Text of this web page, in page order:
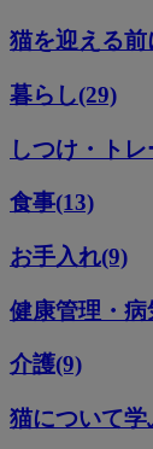
猫を迎える前
暮らし(29)
しつけ・ト
食事(13)
お手入れ(9)
健康管理・病
介護(9)
猫について学